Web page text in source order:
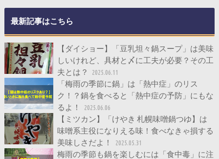
最新記事はこちら
【ダイショー】「豆乳坦々鍋スープ」は美味
しいけれど、具材と〆に工夫が必要？その工
夫とは？
2025.06.11
「梅雨の季節に鍋」は「熱中症」のリス
ク！？鍋を食べると「熱中症の予防」にもな
るよ！
2025.06.06
【ミツカン】「けやき 札幌味噌鍋つゆ】は
味噌系主役になりえる味！食べなきゃ損する
美味しさだよ！
2025.05.31
梅雨の季節も鍋を楽しむには「食中毒」に注